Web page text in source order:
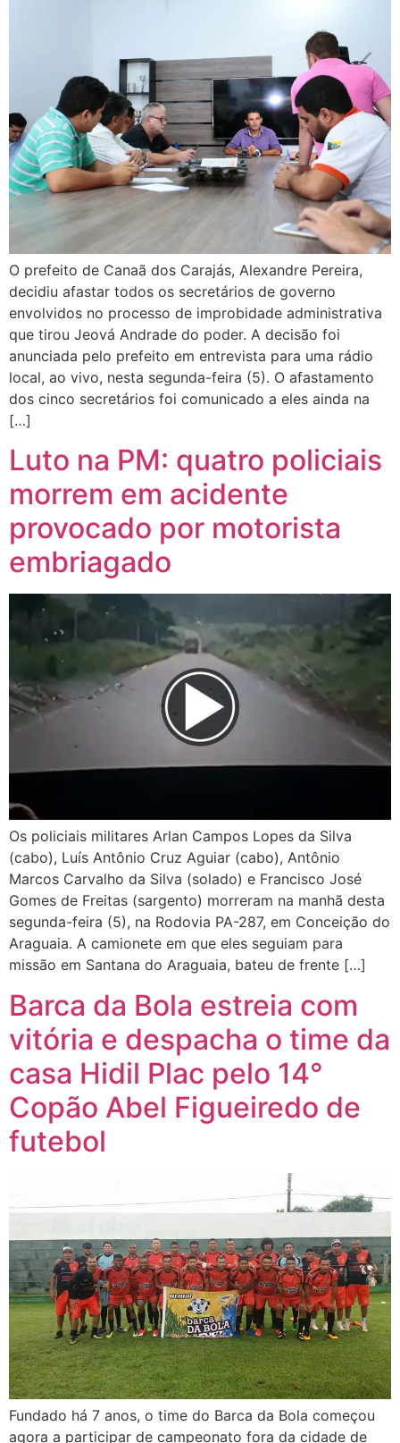
O prefeito de Canaã dos Carajás, Alexandre Pereira,
decidiu afastar todos os secretários de governo
envolvidos no processo de improbidade administrativa
que tirou Jeová Andrade do poder. A decisão foi
anunciada pelo prefeito em entrevista para uma rádio
local, ao vivo, nesta segunda-feira (5). O afastamento
dos cinco secretários foi comunicado a eles ainda na
[…]
Luto na PM: quatro policiais
morrem em acidente
provocado por motorista
embriagado
Os policiais militares Arlan Campos Lopes da Silva
(cabo), Luís Antônio Cruz Aguiar (cabo), Antônio
Marcos Carvalho da Silva (solado) e Francisco José
Gomes de Freitas (sargento) morreram na manhã desta
segunda-feira (5), na Rodovia PA-287, em Conceição do
Araguaia. A camionete em que eles seguiam para
missão em Santana do Araguaia, bateu de frente […]
Barca da Bola estreia com
vitória e despacha o time da
casa Hidil Plac pelo 14°
Copão Abel Figueiredo de
futebol
Fundado há 7 anos, o time do Barca da Bola começou
agora a participar de campeonato fora da cidade de